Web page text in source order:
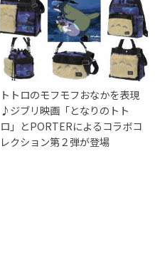
トトロのモフモフおなかを表現
♪ジブリ映画「となりのトト
ロ」とPORTERによるコラボコ
レクション第２弾が登場